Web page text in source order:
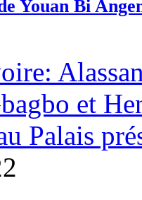
Youan Bi